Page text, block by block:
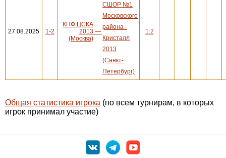
27.08.2025 1-2
КПФ ЦСКА
2013
(Москва)
—
СШОР №1
Московского
района -
Кристалл
2013
(Санкт-
Петербург)
1:2
Общая статистика игрока (по всем турнирам, в которых
игрок принимал участие)